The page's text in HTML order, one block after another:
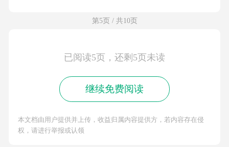
第5页 / 共10页
已阅读5页，还剩5页未读
继续免费阅读
本文档由用户提供并上传，收益归属内容提供方，若内容存在侵
权，请进行举报或认领